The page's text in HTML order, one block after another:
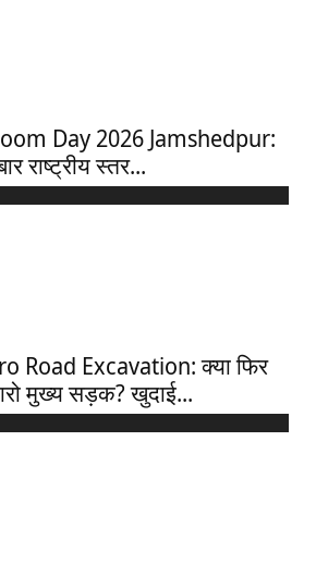
Day 2026 Jamshedpur:
राष्ट्रीय स्तर...
Road Excavation: क्या फिर
मुख्य सड़क? खुदाई...